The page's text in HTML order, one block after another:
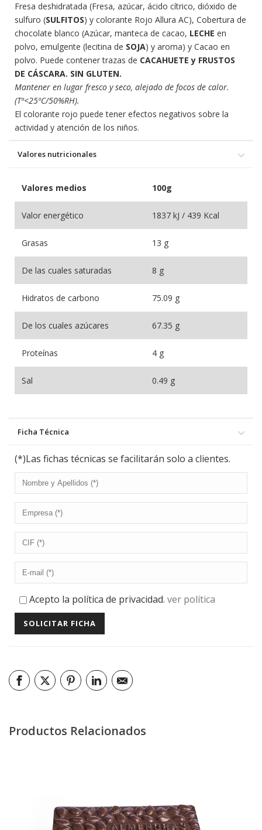
Fresa deshidratada (Fresa, azúcar, ácido cítrico, dióxido de
sulfuro (SULFITOS) y colorante Rojo Allura AC), Cobertura de
chocolate blanco (Azúcar, manteca de cacao, LECHE en
polvo, emulgente (lecitina de SOJA) y aroma) y Cacao en
polvo. Puede contener trazas de CACAHUETE y FRUSTOS
DE CÁSCARA. SIN GLUTEN.
Mantener en lugar fresco y seco, alejado de focos de calor.
(Tª<25ºC/50%RH).
El colorante rojo puede tener efectos negativos sobre la
actividad y atención de los niños.
Valores nutricionales
Valores medios 100g
Valor energético 1837 kJ / 439 Kcal
Grasas 13 g
De las cuales saturadas 8 g
Hidratos de carbono 75.09 g
De los cuales azúcares 67.35 g
Proteínas 4 g
Sal 0.49 g
Ficha Técnica
(*)Las fichas técnicas se facilitarán solo a clientes.
Acepto la política de privacidad. ver política
Productos Relacionados